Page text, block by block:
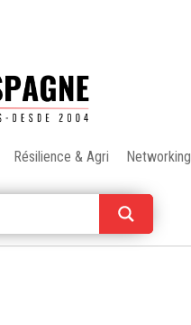
Résilience & Agri Networking